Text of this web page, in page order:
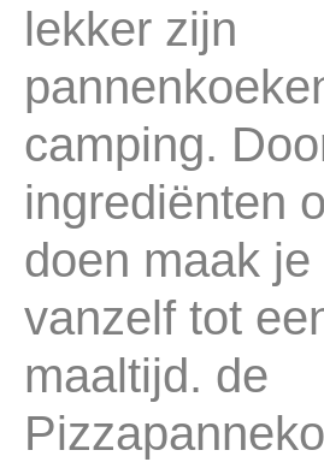
lekker zijn
camping.
ingrediënten
doen maak je
vanzelf tot
maaltijd. de